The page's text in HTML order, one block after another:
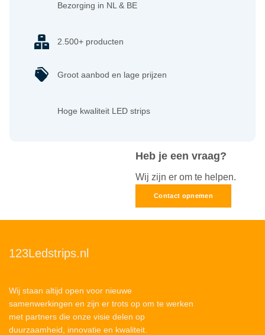
Heb je een vraag?
Wij zijn er om te helpen.
Contact opnemen
Bezorging in NL & BE
2.500+ producten
Groot aanbod en lage prijzen
Hoge kwaliteit LED strips
123Ledstrips.nl
Wij staan altijd open voor nieuwe
samenwerkingen en zijn er trots op om te werken
met partners die onze visie delen op
duurzaamheid, innovatie en kwaliteit.